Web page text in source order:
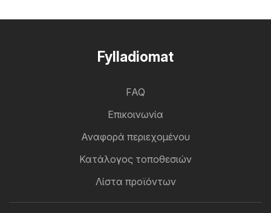
Fylladiomat
FAQ
Επικοινωνία
Αναφορά περιεχομένου
Κατάλογος τοποθεσιών
Λίστα προϊόντων